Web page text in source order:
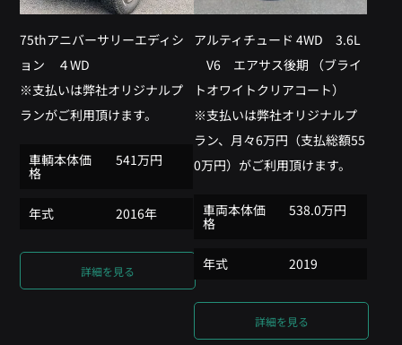
75thアニバーサリーエディシ
ョン ４WD
※支払いは弊社オリジナルプ
ランがご利用頂けます。
車輌本体価
格
541万円
年式 2016年
詳細を見る
アルティチュード 4WD 3.6L
V6 エアサス後期 （ブライ
トオワイトクリアコート）
※支払いは弊社オリジナルプ
ラン、月々6万円（支払総額55
0万円）がご利用頂けます。
車両本体価
格
538.0万円
年式 2019
詳細を見る